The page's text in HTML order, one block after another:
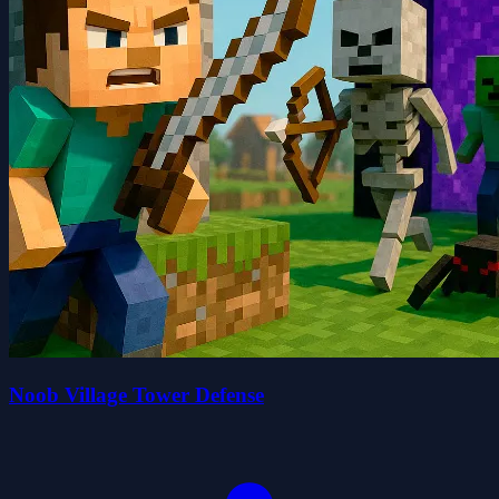
Noob Village Tower Defense